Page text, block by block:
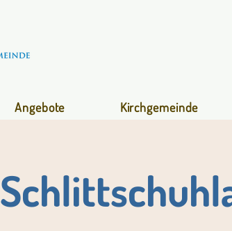
Angebote Kirchgemeinde